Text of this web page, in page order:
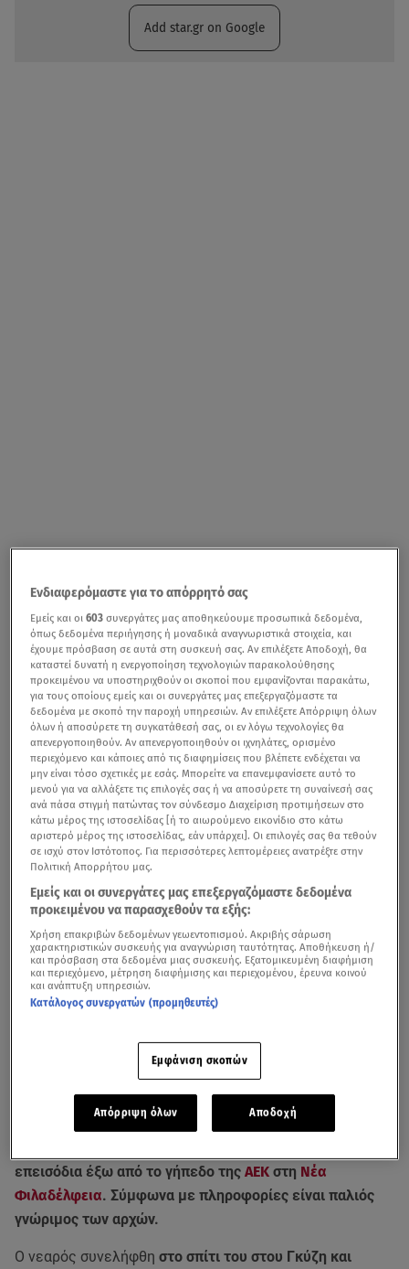
Add star.gr on Google
Συνελήφθη ο οπαδός του Παναθηναϊκού που
επεισόδια έξω από το γήπεδο της ΑΕΚ στη Νέα
Φιλαδέλφεια. Σύμφωνα με πληροφορίες είναι παλιός
γνώριμος των αρχών.
O νεαρός συνελήφθη στο σπίτι του στου Γκύζη και
Ενδιαφερόμαστε για το απόρρητό σας
Εμείς και οι603 συνεργάτες μας αποθηκεύουμε προσωπικά δεδομένα,
όπως δεδομένα περιήγησης ή μοναδικά αναγνωριστικά στοιχεία, και
έχουμε πρόσβαση σε αυτά στη συσκευή σας. Αν επιλέξετε Αποδοχή, θα
καταστεί δυνατή η ενεργοποίηση τεχνολογιών παρακολούθησης
προκειμένου να υποστηριχθούν οι σκοποί που εμφανίζονται παρακάτω,
για τους οποίους εμείς και οι συνεργάτες μας επεξεργαζόμαστε τα
δεδομένα με σκοπό την παροχή υπηρεσιών. Αν επιλέξετε Απόρριψη όλων
όλων ή αποσύρετε τη συγκατάθεσή σας, οι εν λόγω τεχνολογίες θα
απενεργοποιηθούν. Αν απενεργοποιηθούν οι ιχνηλάτες, ορισμένο
περιεχόμενο και κάποιες από τις διαφημίσεις που βλέπετε ενδέχεται να
μην είναι τόσο σχετικές με εσάς. Μπορείτε να επανεμφανίσετε αυτό το
μενού για να αλλάξετε τις επιλογές σας ή να αποσύρετε τη συναίνεσή σας
ανά πάσα στιγμή πατώντας τον σύνδεσμο Διαχείριση προτιμήσεων στο
κάτω μέρος της ιστοσελίδας [ή το αιωρούμενο εικονίδιο στο κάτω
αριστερό μέρος της ιστοσελίδας, εάν υπάρχει]. Οι επιλογές σας θα τεθούν
σε ισχύ στον Ιστότοπος. Για περισσότερες λεπτομέρειες ανατρέξτε στην
Πολιτική Απορρήτου μας.
Εμείς και οι συνεργάτες μας επεξεργαζόμαστε δεδομένα
προκειμένου να παρασχεθούν τα εξής:
Χρήση επακριβών δεδομένων γεωεντοπισμού. Ακριβής σάρωση
χαρακτηριστικών συσκευής για αναγνώριση ταυτότητας. Αποθήκευση ή/
και πρόσβαση στα δεδομένα μιας συσκευής. Εξατομικευμένη διαφήμιση
και περιεχόμενο, μέτρηση διαφήμισης και περιεχομένου, έρευνα κοινού
και ανάπτυξη υπηρεσιών.
Κατάλογος συνεργατών (προμηθευτές)
Εμφάνιση σκοπών
Απόρριψη όλων Αποδοχή